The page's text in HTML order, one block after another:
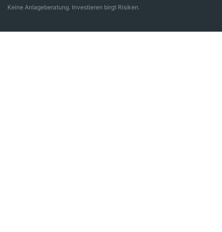
Keine Anlageberatung. Investieren birgt Risiken.